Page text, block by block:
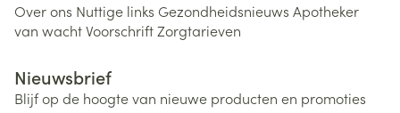
Over ons Nuttige links Gezondheidsnieuws Apotheker
van wachtVoorschriftZorgtarieven
Nieuwsbrief
Blijf op de hoogte van nieuwe producten en promoties